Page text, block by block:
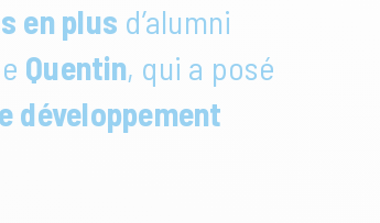
en plus d’alumni
Quentin, qui a posé
développement